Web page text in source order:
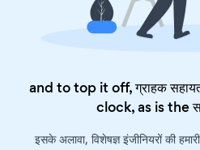
and to top it off, ग्राहक
clock, as is the
इसके अलावा, विशेषज्ञ इंजीनियरों की